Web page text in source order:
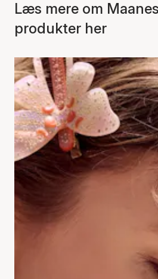
Læs mere om
produkter her